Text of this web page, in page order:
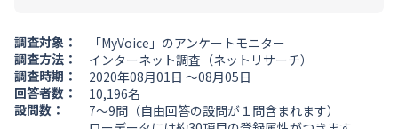
調査対象：
「MyVoice」のアンケートモニター
調査方法：
インターネット調査（ネットリサーチ）
調査時期：
2020年08月01日 ～08月05日
回答者数：
10,196名
設問数：
7～9問（自由回答の設問が１問含まれます）